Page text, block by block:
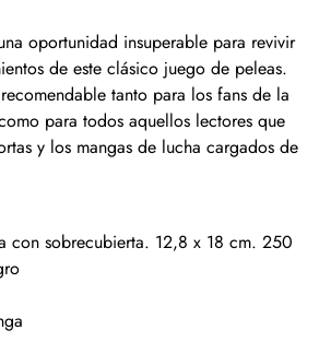
oportunidad insuperable para revivir
de este clásico juego de peleas.
tanto para los fans de la
para todos aquellos lectores que
y los mangas de lucha cargados de
con sobrecubierta. 12,8 x 18 cm. 250